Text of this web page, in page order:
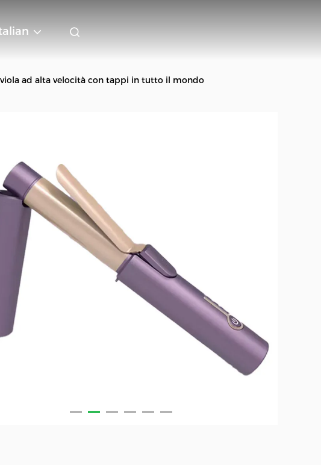
ad alta velocità con tappi in tutto il mondo